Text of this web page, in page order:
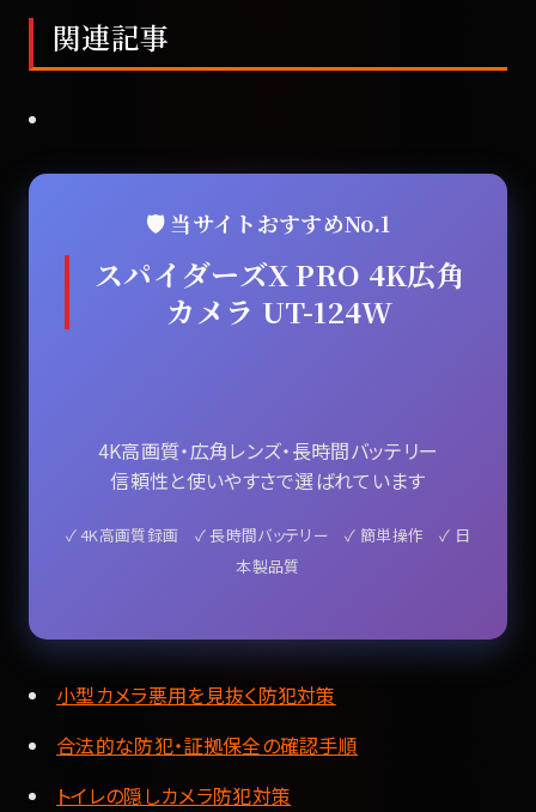
関連記事
🛡️ 当サイトおすすめNo.1
スパイダーズX PRO 4K広角
カメラ UT-124W
4K高画質・広角レンズ・長時間バッテリー
信頼性と使いやすさで選ばれています
✓ 4K高画質録画 ✓ 長時間バッテリー ✓ 簡単操作 ✓ 日
本製品質
小型カメラ悪用を見抜く防犯対策
合法的な防犯・証拠保全の確認手順
トイレの隠しカメラ防犯対策